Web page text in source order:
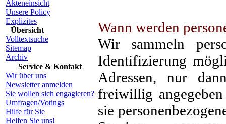
Akteneinsicht
Unsere Policy
Explizites
Übersicht
Volltextsuche
Sitemap
Archiv
Service & Kontakt
Wir über uns
Newsletter anmelden
Sie wollen sich engagieren?
Umfragen/Votings
Hilfe für Sie
Helfen Sie uns!
Wann werden
Wir sammeln
Identifizierung
Adressen, nur
freiwillig
sie